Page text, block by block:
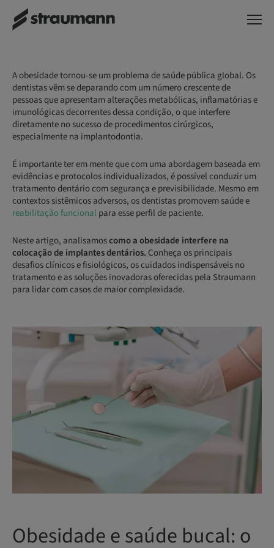
A obesidade tornou-se um problema de saúde pública global. Os
dentistas vêm se deparando com um número crescente de
pessoas que apresentam alterações metabólicas, inflamatórias e
imunológicas decorrentes dessa condição, o que interfere
diretamente no sucesso de procedimentos cirúrgicos,
especialmente na implantodontia.
É importante ter em mente que com uma abordagem baseada em
evidências e protocolos individualizados, é possível conduzir um
tratamento dentário com segurança e previsibilidade. Mesmo em
contextos sistêmicos adversos, os dentistas promovem saúde e
reabilitação funcional para esse perfil de paciente.
Neste artigo, analisamoscomo a obesidade interfere na
colocação de implantes dentários. Conheça os principais
desafios clínicos e fisiológicos, os cuidados indispensáveis no
tratamento e as soluções inovadoras oferecidas pela Straumann
para lidar com casos de maior complexidade.
Obesidade e saúde bucal: o